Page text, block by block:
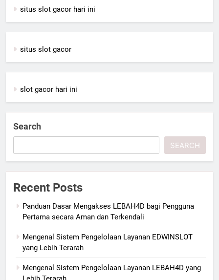
situs slot gacor hari ini
situs slot gacor
slot gacor hari ini
Search
SEARCH
Recent Posts
Panduan Dasar Mengakses LEBAH4D bagi Pengguna
Pertama secara Aman dan Terkendali
Mengenal Sistem Pengelolaan Layanan EDWINSLOT
yang Lebih Terarah
Mengenal Sistem Pengelolaan Layanan LEBAH4D yang